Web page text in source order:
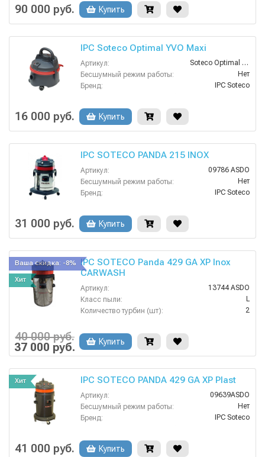
Возможность сбора жидкой грязи:
90 000 руб. Купить
IPC Soteco Optimal YVO Maxi
Артикул:
Soteco Optimal YVO Maxi
Бесшумный режим работы:
Нет
Бренд:
IPC Soteco
Всасывающий шланг (м):
Колено:
16 000 руб. Купить
IPC SOTECO PANDA 215 INOX
Артикул:
09786 ASDO
Бесшумный режим работы:
Нет
Бренд:
IPC Soteco
Всасывающий шланг (м):
Защита от перелива воды:
31 000 руб. Купить
Ваша скидка: -8%
Хит
IPC SOTECO Panda 429 GA XP Inox
CARWASH
Артикул:
13744 ASDO
Класс пыли:
L
Количество турбин (шт):
2
HEPA фильтр в комплекте:
Возможность подключения электрощетки:
40 000 руб.
37 000 руб. Купить
Хит IPC SOTECO PANDA 429 GA XP Plast
Артикул:
09639ASDO
Бесшумный режим работы:
Нет
Бренд:
IPC Soteco
Всасывающий шланг (м):
Защита от перелива воды:
41 000 руб. Купить